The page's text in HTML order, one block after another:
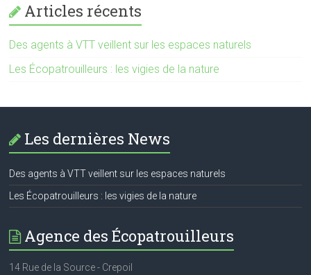
Articles récents
Des agents à VTT veillent sur les espaces naturels
Les Écopatrouilleurs : les vigies de la nature
Les dernières News
Des agents à VTT veillent sur les espaces naturels
Les Écopatrouilleurs : les vigies de la nature
Agence des Écopatrouilleurs
14 Rue de la Source - Crepoil